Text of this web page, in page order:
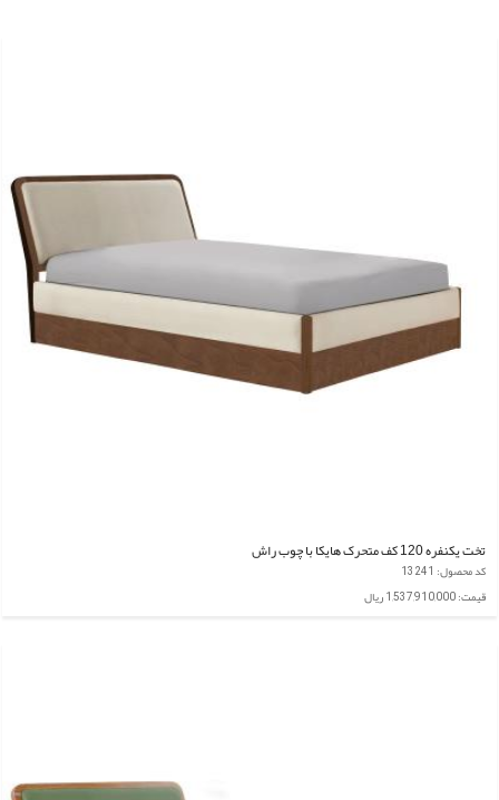
تخت یکنفره 120 کف متحرک هایکا با چوب راش
کد محصول: 13241
قیمت: 1,537,910,000 ریال